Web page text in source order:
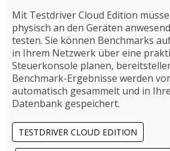
Mit Testdriver Cloud Edition
physisch an den Geräten
testen. Sie können Benchmarks
in Ihrem Netzwerk über eine
Steuerkonsole planen,
Benchmark-Ergebnisse werden
automatisch gesammelt und in
Datenbank gespeichert.
TESTDRIVER CLOUD EDITION